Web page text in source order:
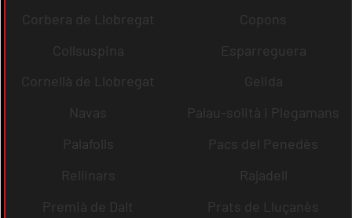
Corbera de Llobregat
Copons
Collsuspina
Esparreguera
Cornellà de Llobregat
Gelida
Navas
Palau-solità i Plegamans
Palafolls
Pacs del Penedès
Rellinars
Rajadell
Premià de Dalt
Prats de Lluçanès